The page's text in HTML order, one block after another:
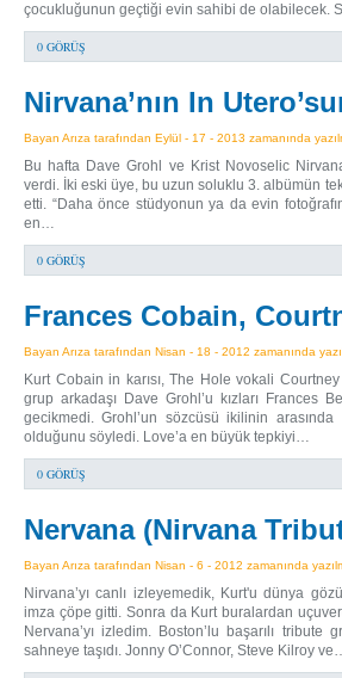
çocukluğunun geçtiği evin sahibi de olabilecek.
0 GÖRÜŞ
Nirvana’nın In
Bayan Arıza tarafından Eylül - 17 - 2013 zamanında
Bu hafta Dave Grohl ve Krist Novoselic
verdi. İki eski üye, bu uzun soluklu 3. albümün
etti. “Daha önce stüdyonun ya da evin
en…
0 GÖRÜŞ
Frances Cobain,
Bayan Arıza tarafından Nisan - 18 - 2012 zamanında
Kurt Cobain in karısı, The Hole vokali
grup arkadaşı Dave Grohl’u kızları Frances
gecikmedi. Grohl’un sözcüsü ikilinin arasında
olduğunu söyledi. Love’a en büyük tepkiyi…
0 GÖRÜŞ
Nervana (Nirvana
Bayan Arıza tarafından Nisan - 6 - 2012 zamanında
Nirvana’yı canlı izleyemedik, Kurt'u dünya
imza çöpe gitti. Sonra da Kurt buralardan
Nervana’yı izledim. Boston’lu başarılı
sahneye taşıdı. Jonny O’Connor, Steve Kilroy